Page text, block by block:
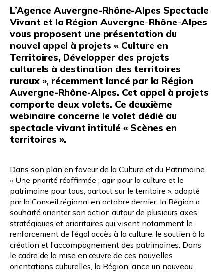
L’Agence Auvergne-Rhône-Alpes Spectacle
Vivant et la Région Auvergne-Rhône-Alpes
vous proposent une présentation du
nouvel appel à projets « Culture en
Territoires, Développer des projets
culturels à destination des territoires
ruraux », récemment lancé par la Région
Auvergne-Rhône-Alpes. Cet appel à projets
comporte deux volets. Ce deuxième
webinaire concerne le volet dédié au
spectacle vivant intitulé « Scènes en
territoires ».
Dans son plan en faveur de la Culture et du Patrimoine
« Une priorité réaffirmée : agir pour la culture et le
patrimoine pour tous, partout sur le territoire », adopté
par la Conseil régional en octobre dernier, la Région a
souhaité orienter son action autour de plusieurs axes
stratégiques et prioritaires qui visent notamment le
renforcement de l’égal accès à la culture, le soutien à la
création et l’accompagnement des patrimoines. Dans
le cadre de la mise en œuvre de ces nouvelles
orientations culturelles, la Région lance un nouveau